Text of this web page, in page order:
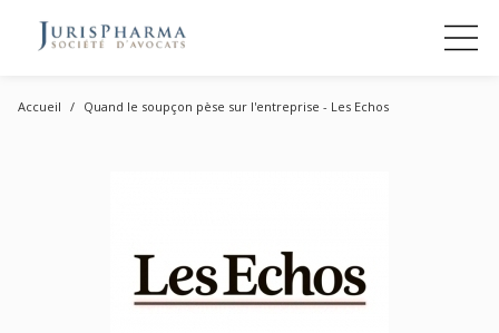
Accueil Quand le soupçon pèse sur l'entreprise - Les Echos